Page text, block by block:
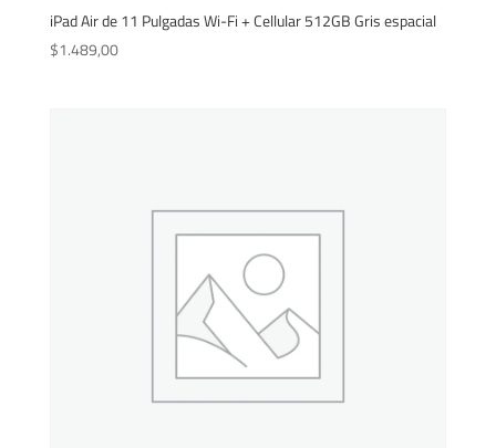
iPad Air de 11 Pulgadas Wi-Fi + Cellular 512GB Gris espacial
$1.489,00